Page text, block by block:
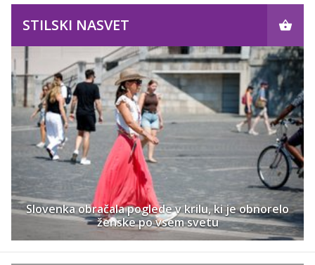
STILSKI NASVET
Slovenka obračala poglede v krilu, ki je obnorelo
ženske po vsem svetu